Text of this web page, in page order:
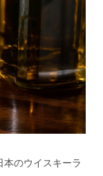
のウイスキーラ